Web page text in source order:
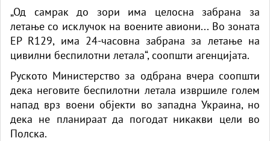
„Од самрак до зори има целосна забрана за
летање со исклучок на воените авиони... Во зоната
EP R129, има 24-часовна забрана за летање на
цивилни беспилотни летала“, соопшти агенцијата.
Руското Министерство за одбрана вчера соопшти
дека неговите беспилотни летала извршиле голем
напад врз воени објекти во западна Украина, но
дека не планираат да погодат никакви цели во
Полска.